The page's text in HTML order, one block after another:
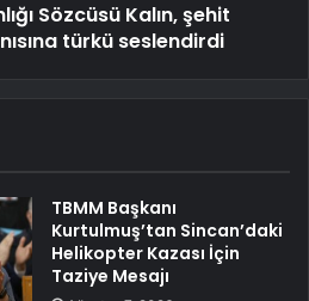
Sözcüsü Kalın, şehit
türkü seslendirdi
TBMM Başkanı
Kurtulmuş’tan Sincan’daki
Helikopter Kazası İçin
Taziye Mesajı